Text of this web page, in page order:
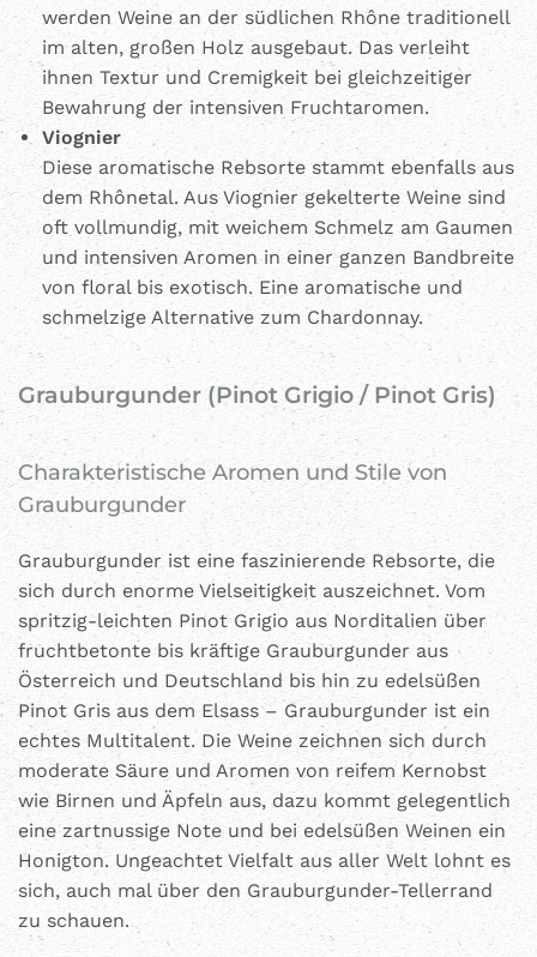
werden Weine an der südlichen Rhône traditionell
im alten, großen Holz ausgebaut. Das verleiht
ihnen Textur und Cremigkeit bei gleichzeitiger
Bewahrung der intensiven Fruchtaromen.
Viognier
Diese aromatische Rebsorte stammt ebenfalls aus
dem Rhônetal. Aus Viognier gekelterte Weine sind
oft vollmundig, mit weichem Schmelz am Gaumen
und intensiven Aromen in einer ganzen Bandbreite
von floral bis exotisch. Eine aromatische und
schmelzige Alternative zum Chardonnay.
Grauburgunder (Pinot Grigio / Pinot Gris)
Charakteristische Aromen und Stile von
Grauburgunder
Grauburgunder ist eine faszinierende Rebsorte, die
sich durch enorme Vielseitigkeit auszeichnet. Vom
spritzig-leichten Pinot Grigio aus Norditalien über
fruchtbetonte bis kräftige Grauburgunder aus
Österreich und Deutschland bis hin zu edelsüßen
Pinot Gris aus dem Elsass – Grauburgunder ist ein
echtes Multitalent. Die Weine zeichnen sich durch
moderate Säure und Aromen von reifem Kernobst
wie Birnen und Äpfeln aus, dazu kommt gelegentlich
eine zartnussige Note und bei edelsüßen Weinen ein
Honigton. Ungeachtet Vielfalt aus aller Welt lohnt es
sich, auch mal über den Grauburgunder-Tellerrand
zu schauen.